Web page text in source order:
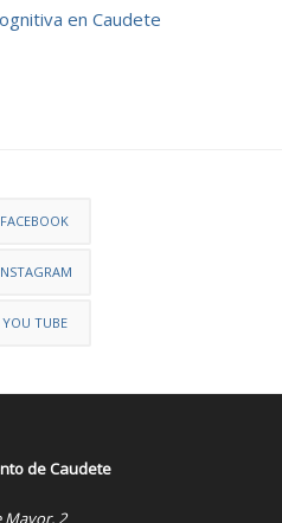
en Caudete
FACEBOOK
YOU TUBE
de Caudete